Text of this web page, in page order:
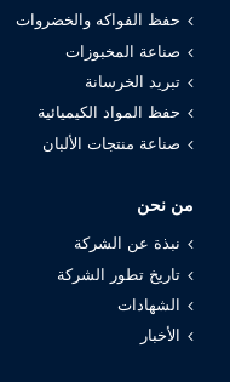
حفظ الفواكه والخضروات
صناعة المخبوزات
تبريد الخرسانة
حفظ المواد الكيميائية
صناعة منتجات الألبان
من نحن
نبذة عن الشركة
تاريخ تطور الشركة
الشهادات
الأخبار